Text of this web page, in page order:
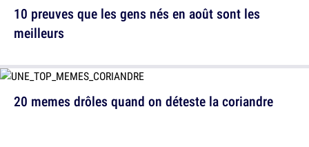
20 memes drôles quand on déteste la coriandre
10 preuves que les gens nés en août sont les
meilleurs